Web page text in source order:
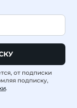
от подписки
подписку,
.